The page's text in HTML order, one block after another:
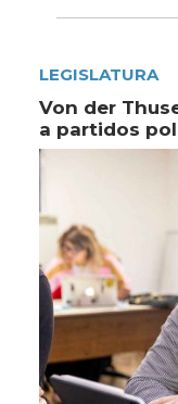
LEGISLATURA
Von der
a partidos